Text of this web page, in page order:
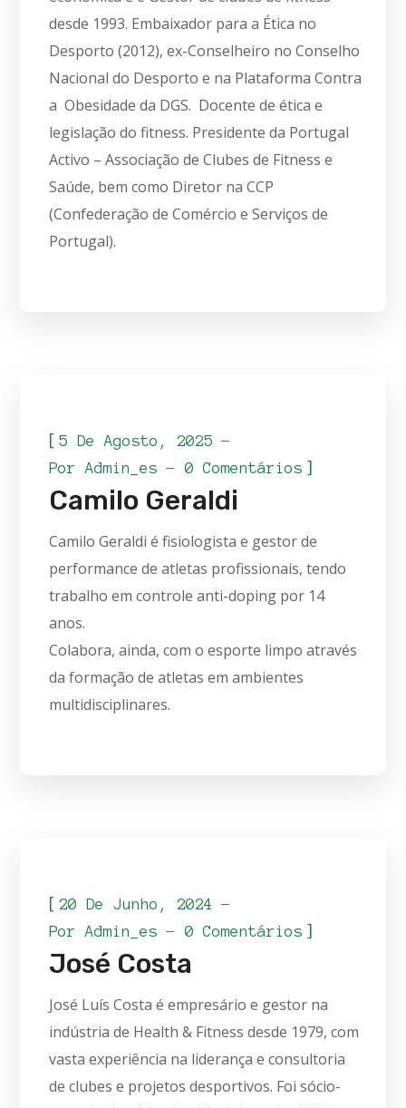
desde 1993. Embaixador para a Ética no
Desporto (2012), ex-Conselheiro no Conselho
Nacional do Desporto e na Plataforma Contra
a Obesidade da DGS. Docente de ética e
legislação do fitness. Presidente da Portugal
Activo – Associação de Clubes de Fitness e
Saúde, bem como Diretor na CCP
(Confederação de Comércio e Serviços de
Portugal).
[5 De Agosto, 2025
PorAdmin_es 0 Comentários ]
Camilo Geraldi
Camilo Geraldi é fisiologista e gestor de
performance de atletas profissionais, tendo
trabalho em controle anti-doping por 14
anos.
Colabora, ainda, com o esporte limpo através
da formação de atletas em ambientes
multidisciplinares.
[20 De Junho, 2024
PorAdmin_es 0 Comentários ]
José Costa
José Luís Costa é empresário e gestor na
indústria de Health & Fitness desde 1979, com
vasta experiência na liderança e consultoria
de clubes e projetos desportivos. Foi sócio-